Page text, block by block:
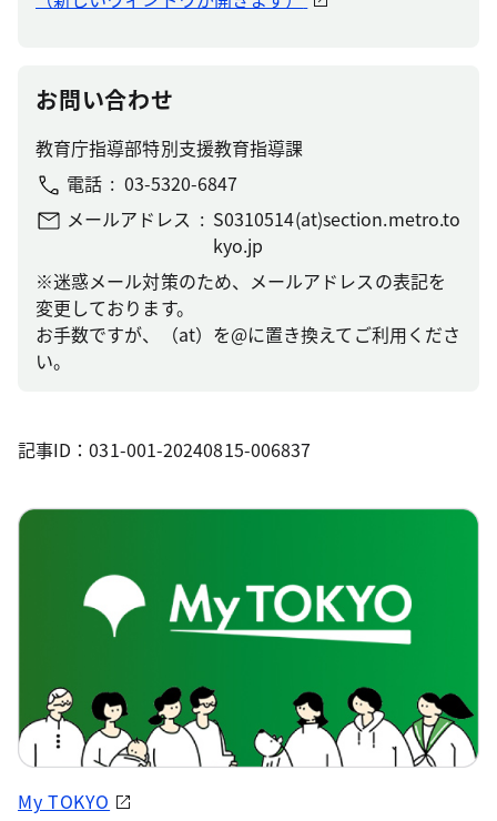
お問い合わせ
教育庁指導部特別支援教育指導課
電話
03-5320-6847
メールアドレス
S0310514(at)section.metro.to
kyo.jp
※迷惑メール対策のため、メールアドレスの表記を
変更しております。
お手数ですが、（at）を@に置き換えてご利用くださ
い。
記事ID：031-001-20240815-006837
My TOKYO